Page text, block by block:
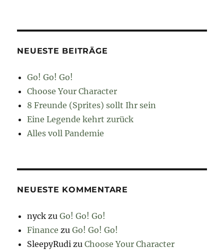
NEUESTE BEITRÄGE
Go! Go! Go!
Choose Your Character
8 Freunde (Sprites) sollt Ihr sein
Eine Legende kehrt zurück
Alles voll Pandemie
NEUESTE KOMMENTARE
nyck zuGo! Go! Go!
Finance zuGo! Go! Go!
SleepyRudi zuChoose Your Character